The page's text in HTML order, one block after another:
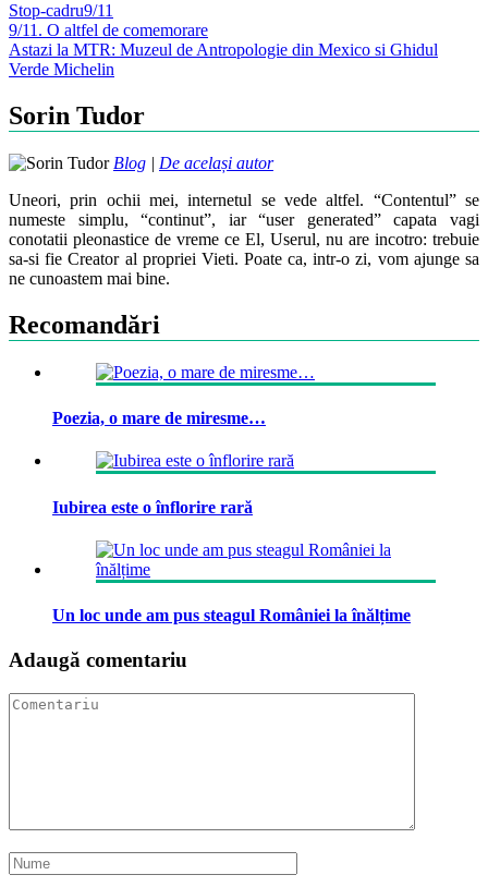
Stop-cadru9/11
Post
navigation
9/11. O altfel de comemorare
Astazi la MTR: Muzeul de Antropologie din Mexico si Ghidul
Verde Michelin
Sorin Tudor
Blog | De același autor
Uneori, prin ochii mei, internetul se vede altfel. “Contentul” se
numeste simplu, “continut”, iar “user generated” capata vagi
conotatii pleonastice de vreme ce El, Userul, nu are incotro: trebuie
sa-si fie Creator al propriei Vieti. Poate ca, intr-o zi, vom ajunge sa
ne cunoastem mai bine.
Recomandări
Poezia, o mare de miresme…
Iubirea este o înflorire rară
Un loc unde am pus steagul României la înălțime
Adaugă comentariu